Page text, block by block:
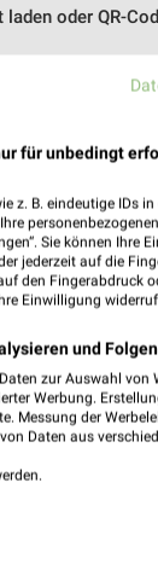
oder QR-
für unbedingt
z. B. eindeutige IDs
Sie können Ihre
jederzeit auf die
den Fingerabdruck
Einwilligung
und
zur Auswahl von
Werbung.
Messung der
Daten aus